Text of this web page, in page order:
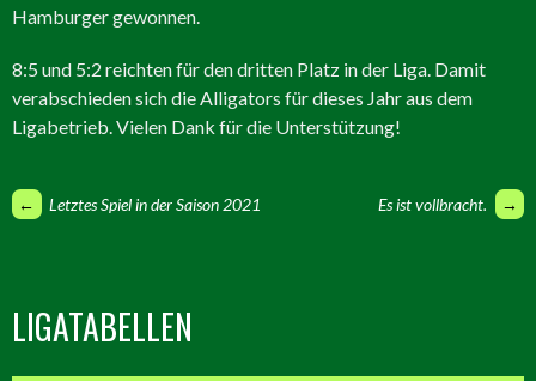
Hamburger gewonnen.
8:5 und 5:2 reichten für den dritten Platz in der Liga. Damit
verabschieden sich die Alligators für dieses Jahr aus dem
Ligabetrieb. Vielen Dank für die Unterstützung!
ARTIKEL-
← Letztes Spiel in der Saison 2021 Es ist vollbracht. →
LIGATABELLEN